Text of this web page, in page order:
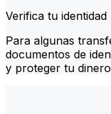
Verifica tu identidad
Para algunas
documentos de
y proteger tu